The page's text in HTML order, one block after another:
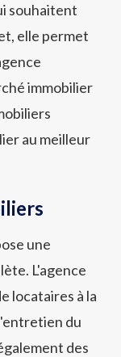
souhaitent
elle permet
immobilier
au meilleur
une
L'agence
locataires à la
du
des